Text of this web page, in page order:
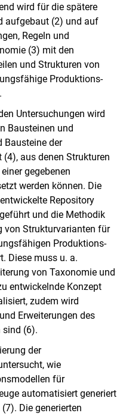
wird für die spätere
aufgebaut (2) und auf
Regeln und
(3) mit den
und Strukturen von
Produktions-
Untersuchungen wird
Bausteinen und
Bausteine der
aus denen Strukturen
gegebenen
werden können. Die
Repository
und die Methodik
von Strukturvarianten für
Produktions-
Diese muss u. a.
von Taxonomie und
entwickelnde Konzept
zudem wird
Erweiterungen des
sind (6).
der
wie
für
automatisiert generiert
Die generierten